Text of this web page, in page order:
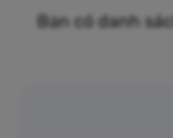
Bạn có danh